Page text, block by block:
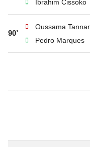
Ibrahim Cissoko
90’
Oussama
Pedro Marques